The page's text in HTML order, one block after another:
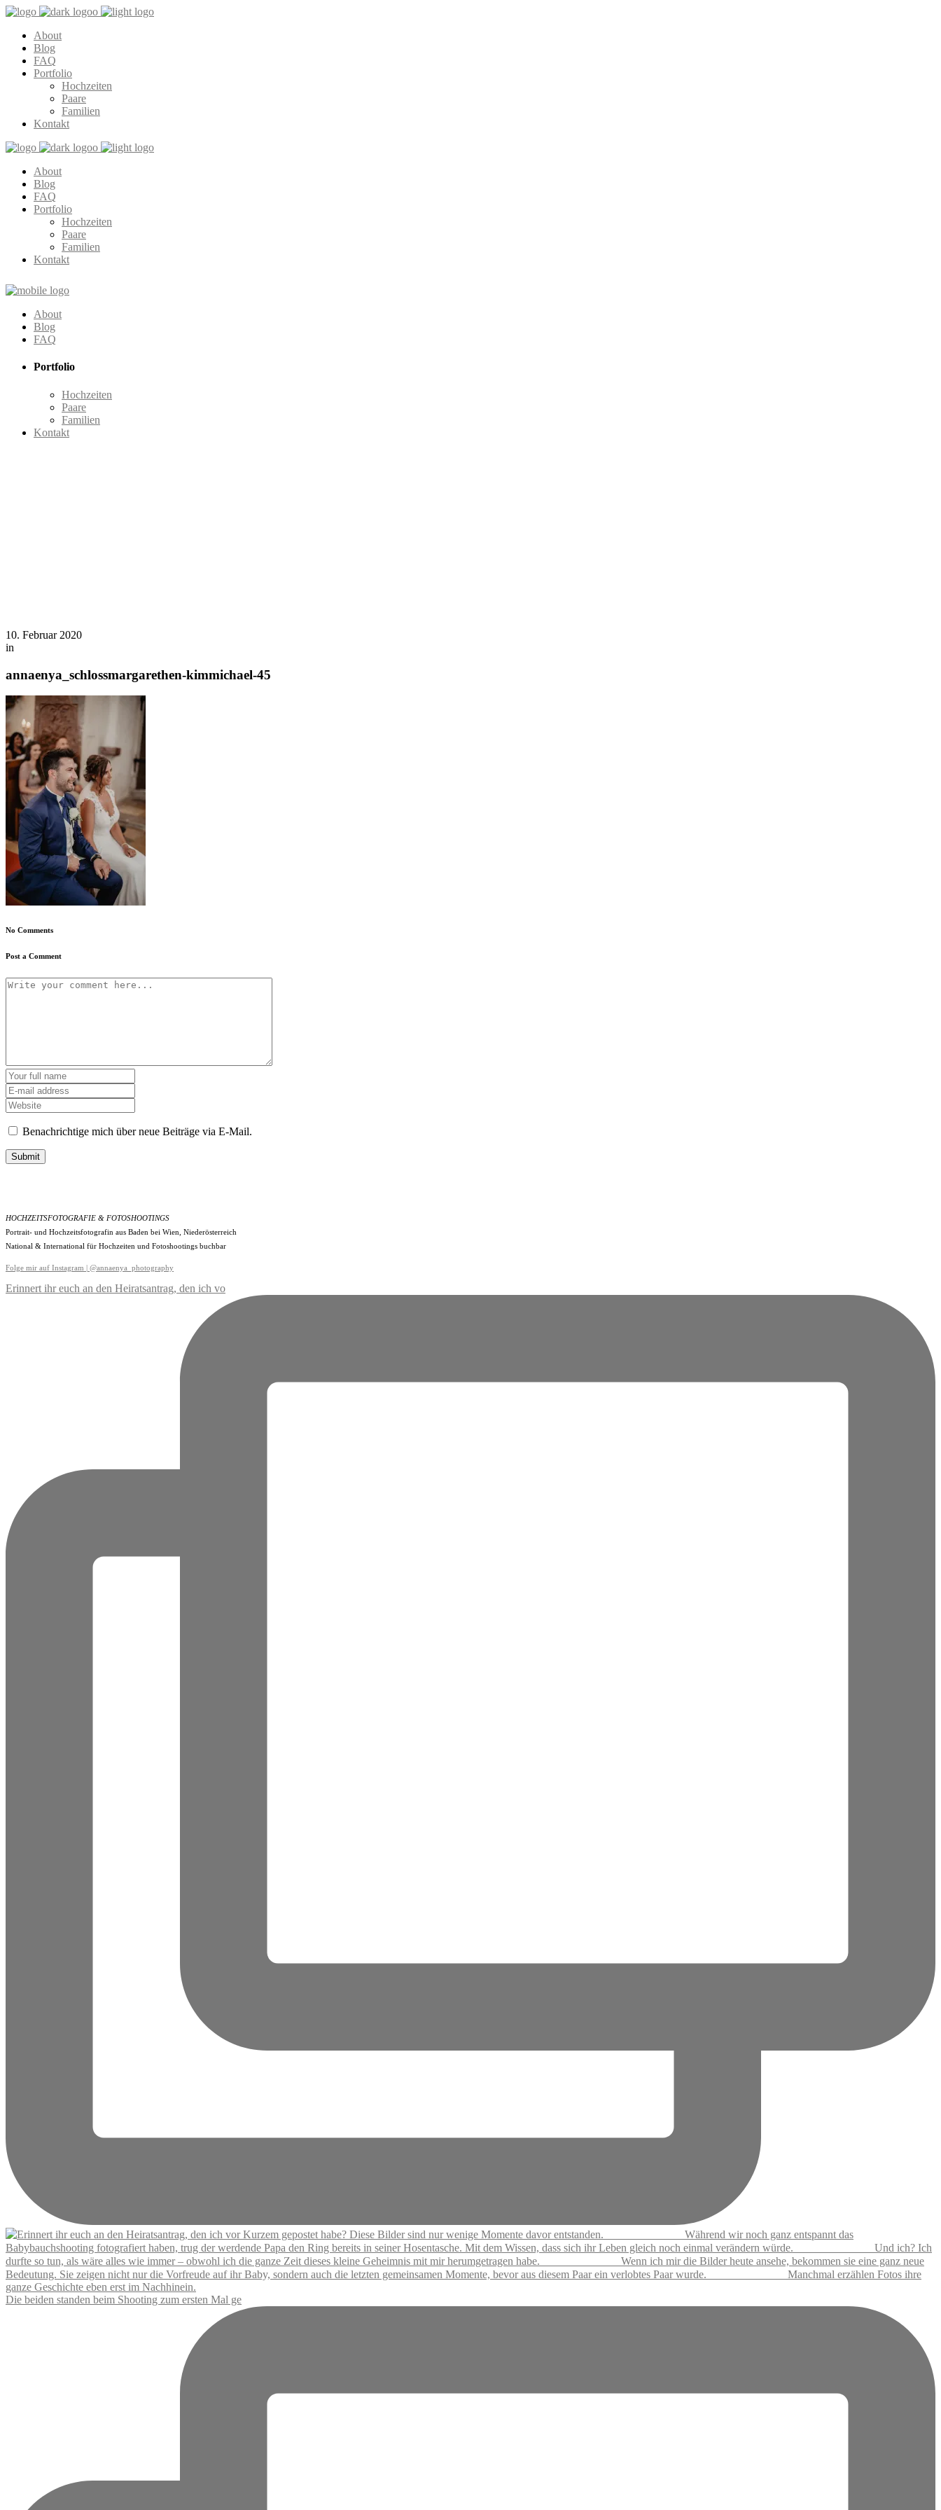
About
Blog
FAQ
Portfolio
Hochzeiten
Paare
Familien
Kontakt
About
Blog
FAQ
Portfolio
Hochzeiten
Paare
Familien
Kontakt
About
Blog
FAQ
Portfolio
Hochzeiten
Paare
Familien
Kontakt
10. Februar 2020
in
annaenya_schlossmargarethen-kimmichael-45
No Comments
Post a Comment
Benachrichtige mich über neue Beiträge via E-Mail.
Submit
HOCHZEITSFOTOGRAFIE & FOTOSHOOTINGS
Portrait- und Hochzeitsfotografin aus Baden bei Wien, Niederösterreich
National & International für Hochzeiten und Fotoshootings buchbar
Folge mir auf Instagram | @annaenya_photography
Erinnert ihr euch an den Heiratsantrag, den ich vo
Die beiden standen beim Shooting zum ersten Mal ge